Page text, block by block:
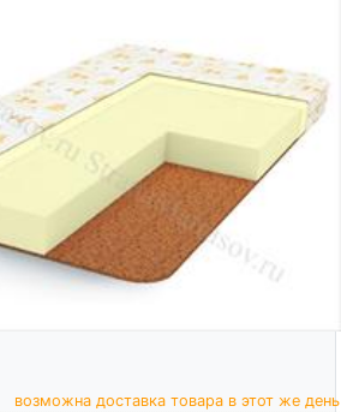
возможна доставка товара в этот же день